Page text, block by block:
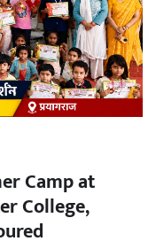
Camp at
College,